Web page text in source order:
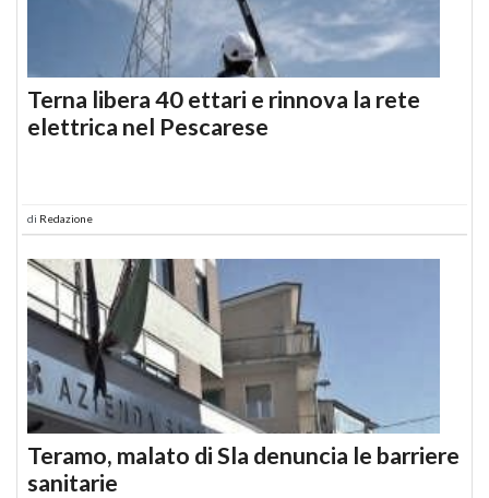
Terna libera 40 ettari e rinnova la rete
elettrica nel Pescarese
di Redazione
Teramo, malato di Sla denuncia le barriere
sanitarie